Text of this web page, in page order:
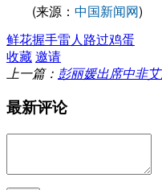
(来源： 中国新闻网)
鲜花握手雷人 路过鸡蛋
收藏 邀请
上一篇： 彭丽媛出席中非
最新评论